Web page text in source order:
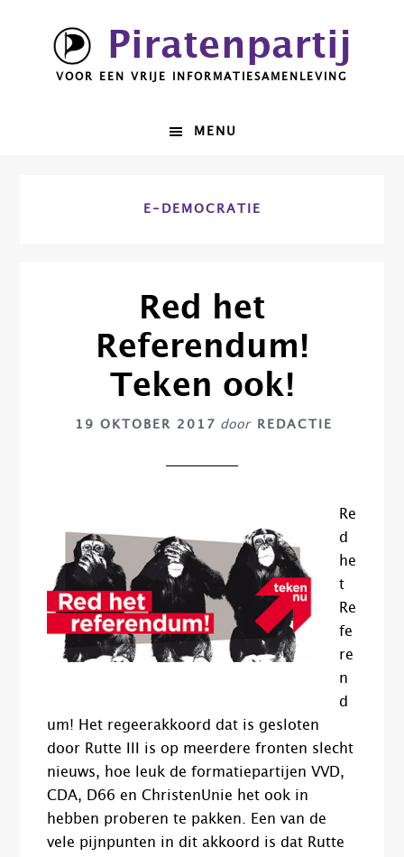
hoofdnavigatie
Piratenpartij
VOOR EEN VRIJE INFORMATIESAMENLEVING
MENU
E-DEMOCRATIE
Red het
Referendum!
Teken ook!
19 OKTOBER 2017 door REDACTIE
Re
d
he
t
Re
fe
re
n
d
um! Het regeerakkoord dat is gesloten
door Rutte III is op meerdere fronten slecht
nieuws, hoe leuk de formatiepartijen VVD,
CDA, D66 en ChristenUnie het ook in
hebben proberen te pakken. Een van de
vele pijnpunten in dit akkoord is dat Rutte